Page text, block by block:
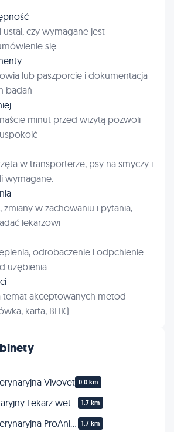
Vivovet 0.0 km
1.7 km
1.7 km
ustal, czy wymagane jest
się
lub paszporcie i dokumentacja
badań
minut przed wizytą pozwoli
w transporterze, psy na smyczy i
wymagane.
zmiany w zachowaniu i pytania,
lekarzowi
odrobaczenie i odpchlenie
uzębienia
temat akceptowanych metod
karta, BLIK)